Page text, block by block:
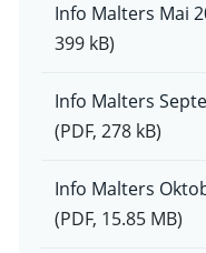
Info Malters Mai
399 kB)
Info Malters
(PDF, 278 kB)
Info Malters
(PDF, 15.85 MB)